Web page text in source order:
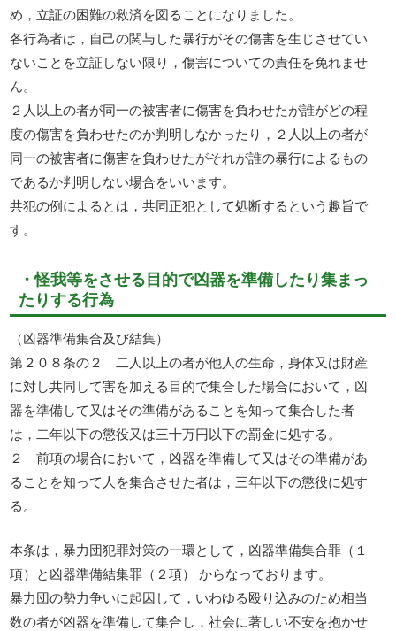
め，立証の困難の救済を図ることになりました。
各行為者は，自己の関与した暴行がその傷害を生じさせてい
ないことを立証しない限り，傷害についての責任を免れませ
ん。
２人以上の者が同一の被害者に傷害を負わせたが誰がどの程
度の傷害を負わせたのか判明しなかったり，２人以上の者が
同一の被害者に傷害を負わせたがそれが誰の暴行によるもの
であるか判明しない場合をいいます。
共犯の例によるとは，共同正犯として処断するという趣旨で
す。
・怪我等をさせる目的で凶器を準備したり集まっ
たりする行為
（凶器準備集合及び結集）
第２０８条の２ 二人以上の者が他人の生命，身体又は財産
に対し共同して害を加える目的で集合した場合において，凶
器を準備して又はその準備があることを知って集合した者
は，二年以下の懲役又は三十万円以下の罰金に処する。
２ 前項の場合において，凶器を準備して又はその準備があ
ることを知って人を集合させた者は，三年以下の懲役に処す
る。
本条は，暴力団犯罪対策の一環として，凶器準備集合罪（１
項）と凶器準備結集罪（２項） からなっております。
暴力団の勢力争いに起因して，いわゆる殴り込みのため相当
数の者が凶器を準備して集合し，社会に著しい不安を抱かせ